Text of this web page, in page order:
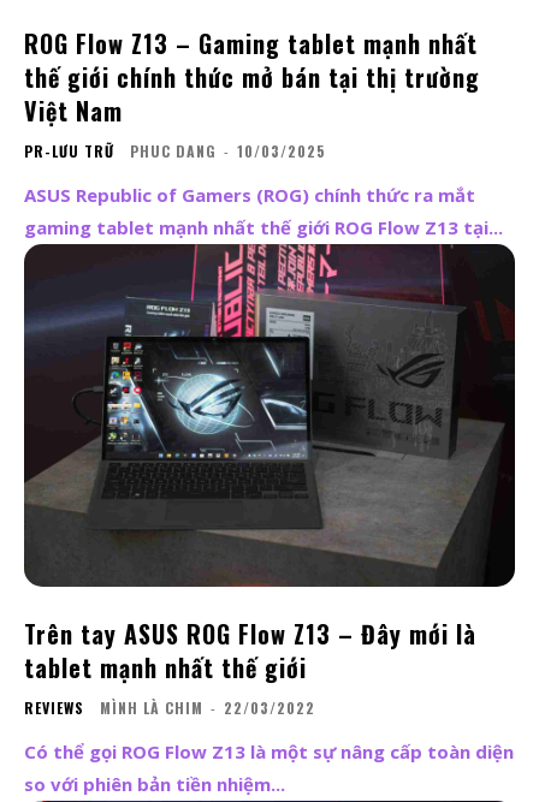
ROG Flow Z13 – Gaming tablet mạnh nhất
thế giới chính thức mở bán tại thị trường
Việt Nam
PR-LƯU TRỮ PHUC DANG - 10/03/2025
ASUS Republic of Gamers (ROG) chính thức ra mắt
gaming tablet mạnh nhất thế giới ROG Flow Z13 tại...
Trên tay ASUS ROG Flow Z13 – Đây mới là
tablet mạnh nhất thế giới
REVIEWS MÌNH LÀ CHIM - 22/03/2022
Có thể gọi ROG Flow Z13 là một sự nâng cấp toàn diện
so với phiên bản tiền nhiệm...